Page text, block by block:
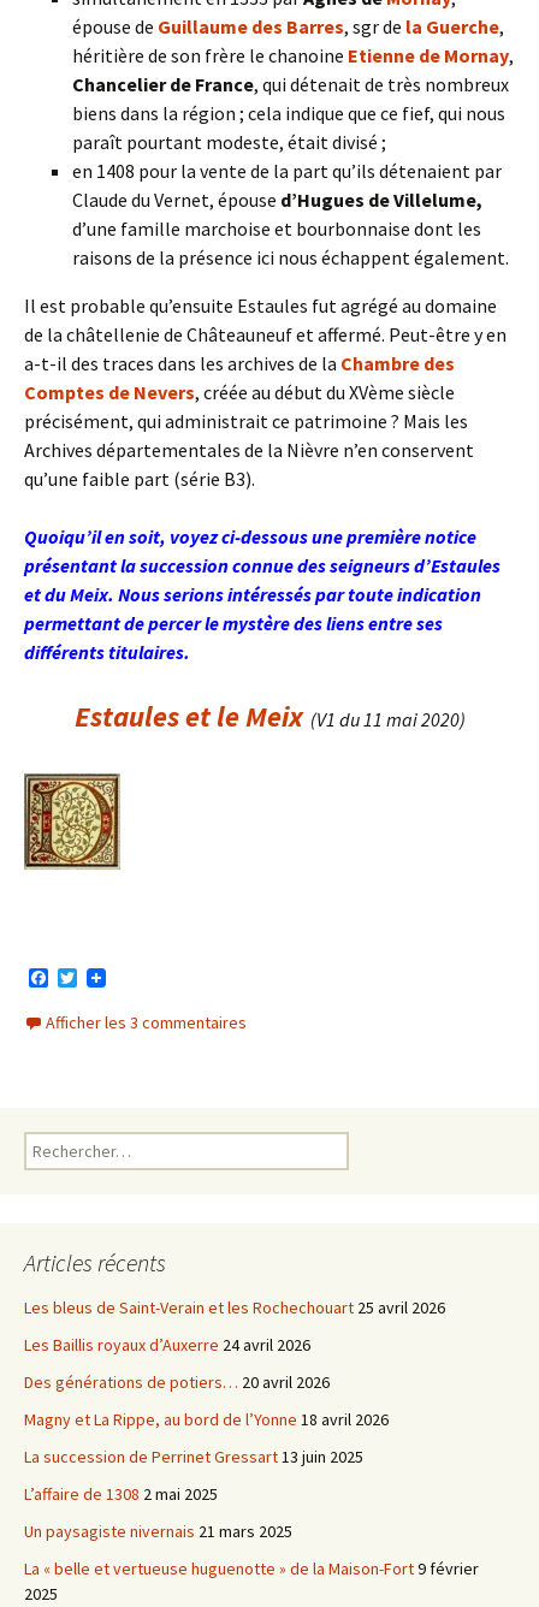
épouse de Guillaume des Barres, sgr de la Guerche,
héritière de son frère le chanoine Etienne de Mornay,
Chancelier de France, qui détenait de très nombreux
biens dans la région ; cela indique que ce fief, qui nous
paraît pourtant modeste, était divisé ;
en 1408 pour la vente de la part qu’ils détenaient par
Claude du Vernet, épouse d’Hugues de Villelume,
d’une famille marchoise et bourbonnaise dont les
raisons de la présence ici nous échappent également.
Il est probable qu’ensuite Estaules fut agrégé au domaine
de la châtellenie de Châteauneuf et affermé. Peut-être y en
a-t-il des traces dans les archives de la Chambre des
Comptes de Nevers, créée au début du XVème siècle
précisément, qui administrait ce patrimoine ? Mais les
Archives départementales de la Nièvre n’en conservent
qu’une faible part (série B3).
Quoiqu’il en soit, voyez ci-dessous une première notice
présentant la succession connue des seigneurs d’Estaules
et du Meix. Nous serions intéressés par toute indication
permettant de percer le mystère des liens entre ses
différents titulaires.
Estaules et le Meix (V1 du 11 mai 2020)
c
e
T
i
t
Afficher les 3 commentaires
Rechercher :
Articles récents
Les bleus de Saint-Verain et les Rochechouart 25 avril 2026
Les Baillis royaux d’Auxerre 24 avril 2026
Des générations de potiers… 20 avril 2026
Magny et La Rippe, au bord de l’Yonne 18 avril 2026
La succession de Perrinet Gressart13 juin 2025
L’affaire de 1308 2 mai 2025
Un paysagiste nivernais 21 mars 2025
La « belle et vertueuse huguenotte » de la Maison-Fort9 février
2025